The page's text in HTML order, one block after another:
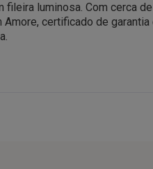
luminosa. Com cerca
certificado de